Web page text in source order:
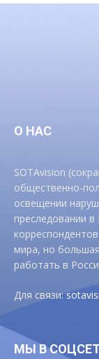
О НАС
SOTAvision
общественно-
освещении
преследовании в
мира, но
работать в
Для связи:
МЫ В